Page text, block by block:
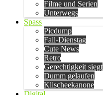
Filme und Serien
Unterwegs
Spass
Picdump
Fail-Dienstag
Cute News
Retro
Gerechtigkeit siegt
Dumm gelaufen
Klischeekanone